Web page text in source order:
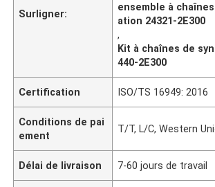
Surligner:
ensemble à
ation 24321-2E300
,
Kit à chaînes de
440-2E300
Certification ISO/TS 16949: 2016
Conditions de pai
ement
T/T, L/C, Western
Délai de livraison 7-60 jours de travail